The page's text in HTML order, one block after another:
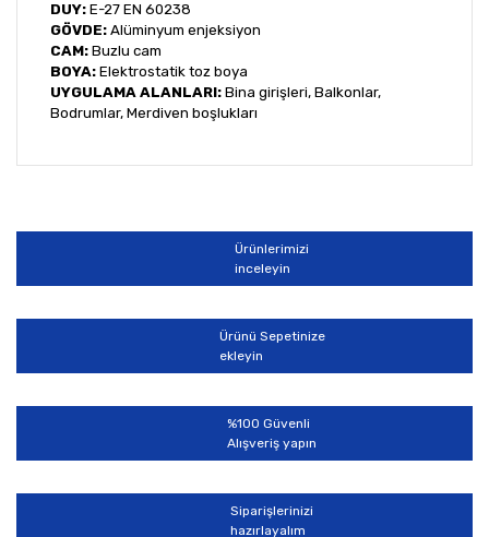
DUY: E-27 EN 60238
GÖVDE: Alüminyum enjeksiyon
CAM: Buzlu cam
BOYA: Elektrostatik toz boya
UYGULAMA ALANLARI: Bina girişleri, Balkonlar,
Bodrumlar, Merdiven boşlukları
Yorum Yaz
Bu ürünün fiyat bilgisi, resim, ürün açıklamalarında ve
Görüş ve önerileriniz için teşekkür ederiz.
Ürün resmi kalitesiz, bozuk veya görüntülenemiyor.
Ürün açıklamasında eksik bilgiler bulunuyor.
Ürün bilgilerinde hatalar bulunuyor.
Ürün fiyatı diğer sitelerden daha pahalı.
Bu ürüne benzer farklı alternatifler olmalı.
Ürünlerimizi
inceleyin
Ürünü Sepetinize
ekleyin
%100 Güvenli
Alışveriş yapın
Siparişlerinizi
hazırlayalım